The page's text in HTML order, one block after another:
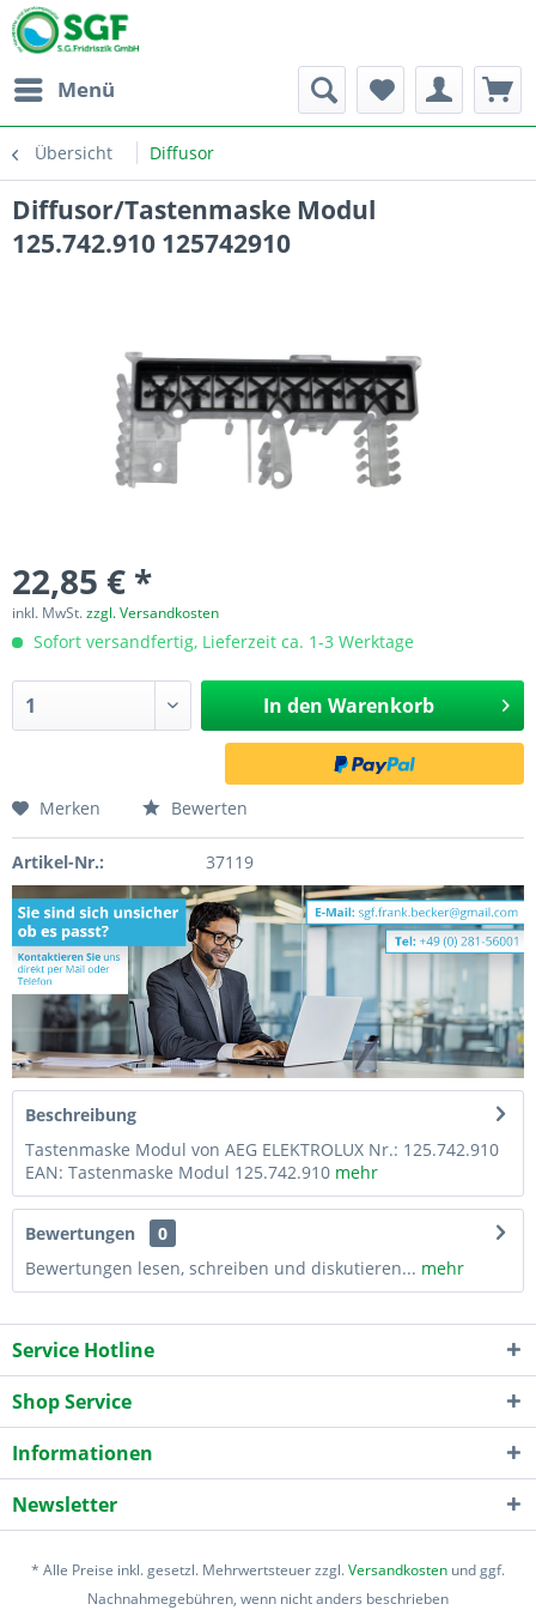
Menü
Übersicht Diffusor
Diffusor/Tastenmaske Modul
125.742.910 125742910
22,85 € *
inkl. MwSt.zzgl. Versandkosten
Sofort versandfertig, Lieferzeit ca. 1-3 Werktage
In den Warenkorb
Merken Bewerten
Artikel-Nr.: 37119
Beschreibung
Tastenmaske Modul von AEG ELEKTROLUX Nr.: 125.742.910
EAN: Tastenmaske Modul 125.742.910 mehr
Bewertungen
0
Bewertungen lesen, schreiben und diskutieren... mehr
Service Hotline
Shop Service
Informationen
Newsletter
* Alle Preise inkl. gesetzl. Mehrwertsteuer zzgl.Versandkosten und ggf.
Nachnahmegebühren, wenn nicht anders beschrieben